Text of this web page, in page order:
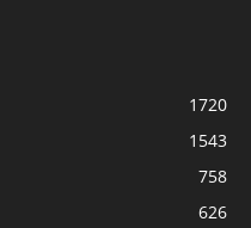
1720
1543
758
626